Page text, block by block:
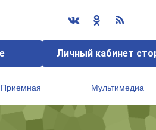
Личный кабинет
Приемная Мультимедиа